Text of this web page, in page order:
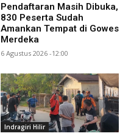
Pendaftaran Masih Dibuka,
830 Peserta Sudah
Amankan Tempat di Gowes
Merdeka
6 Agustus 2026 -12:00
Indragiri Hilir